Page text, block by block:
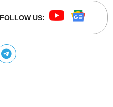
FOLLOW US: